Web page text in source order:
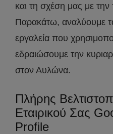
και τη σχέση μας με την
Παρακάτω, αναλύουμε
εργαλεία που
εδραιώσουμε την
στον Αυλώνα.
Πλήρης
Εταιρικού Σας
Profile